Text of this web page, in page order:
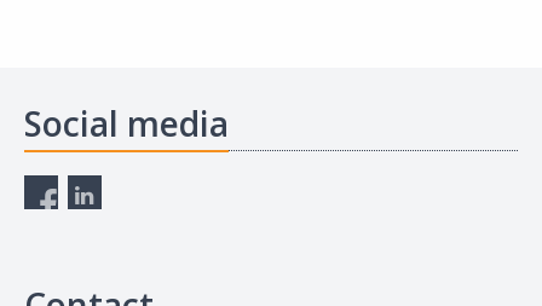
Social media